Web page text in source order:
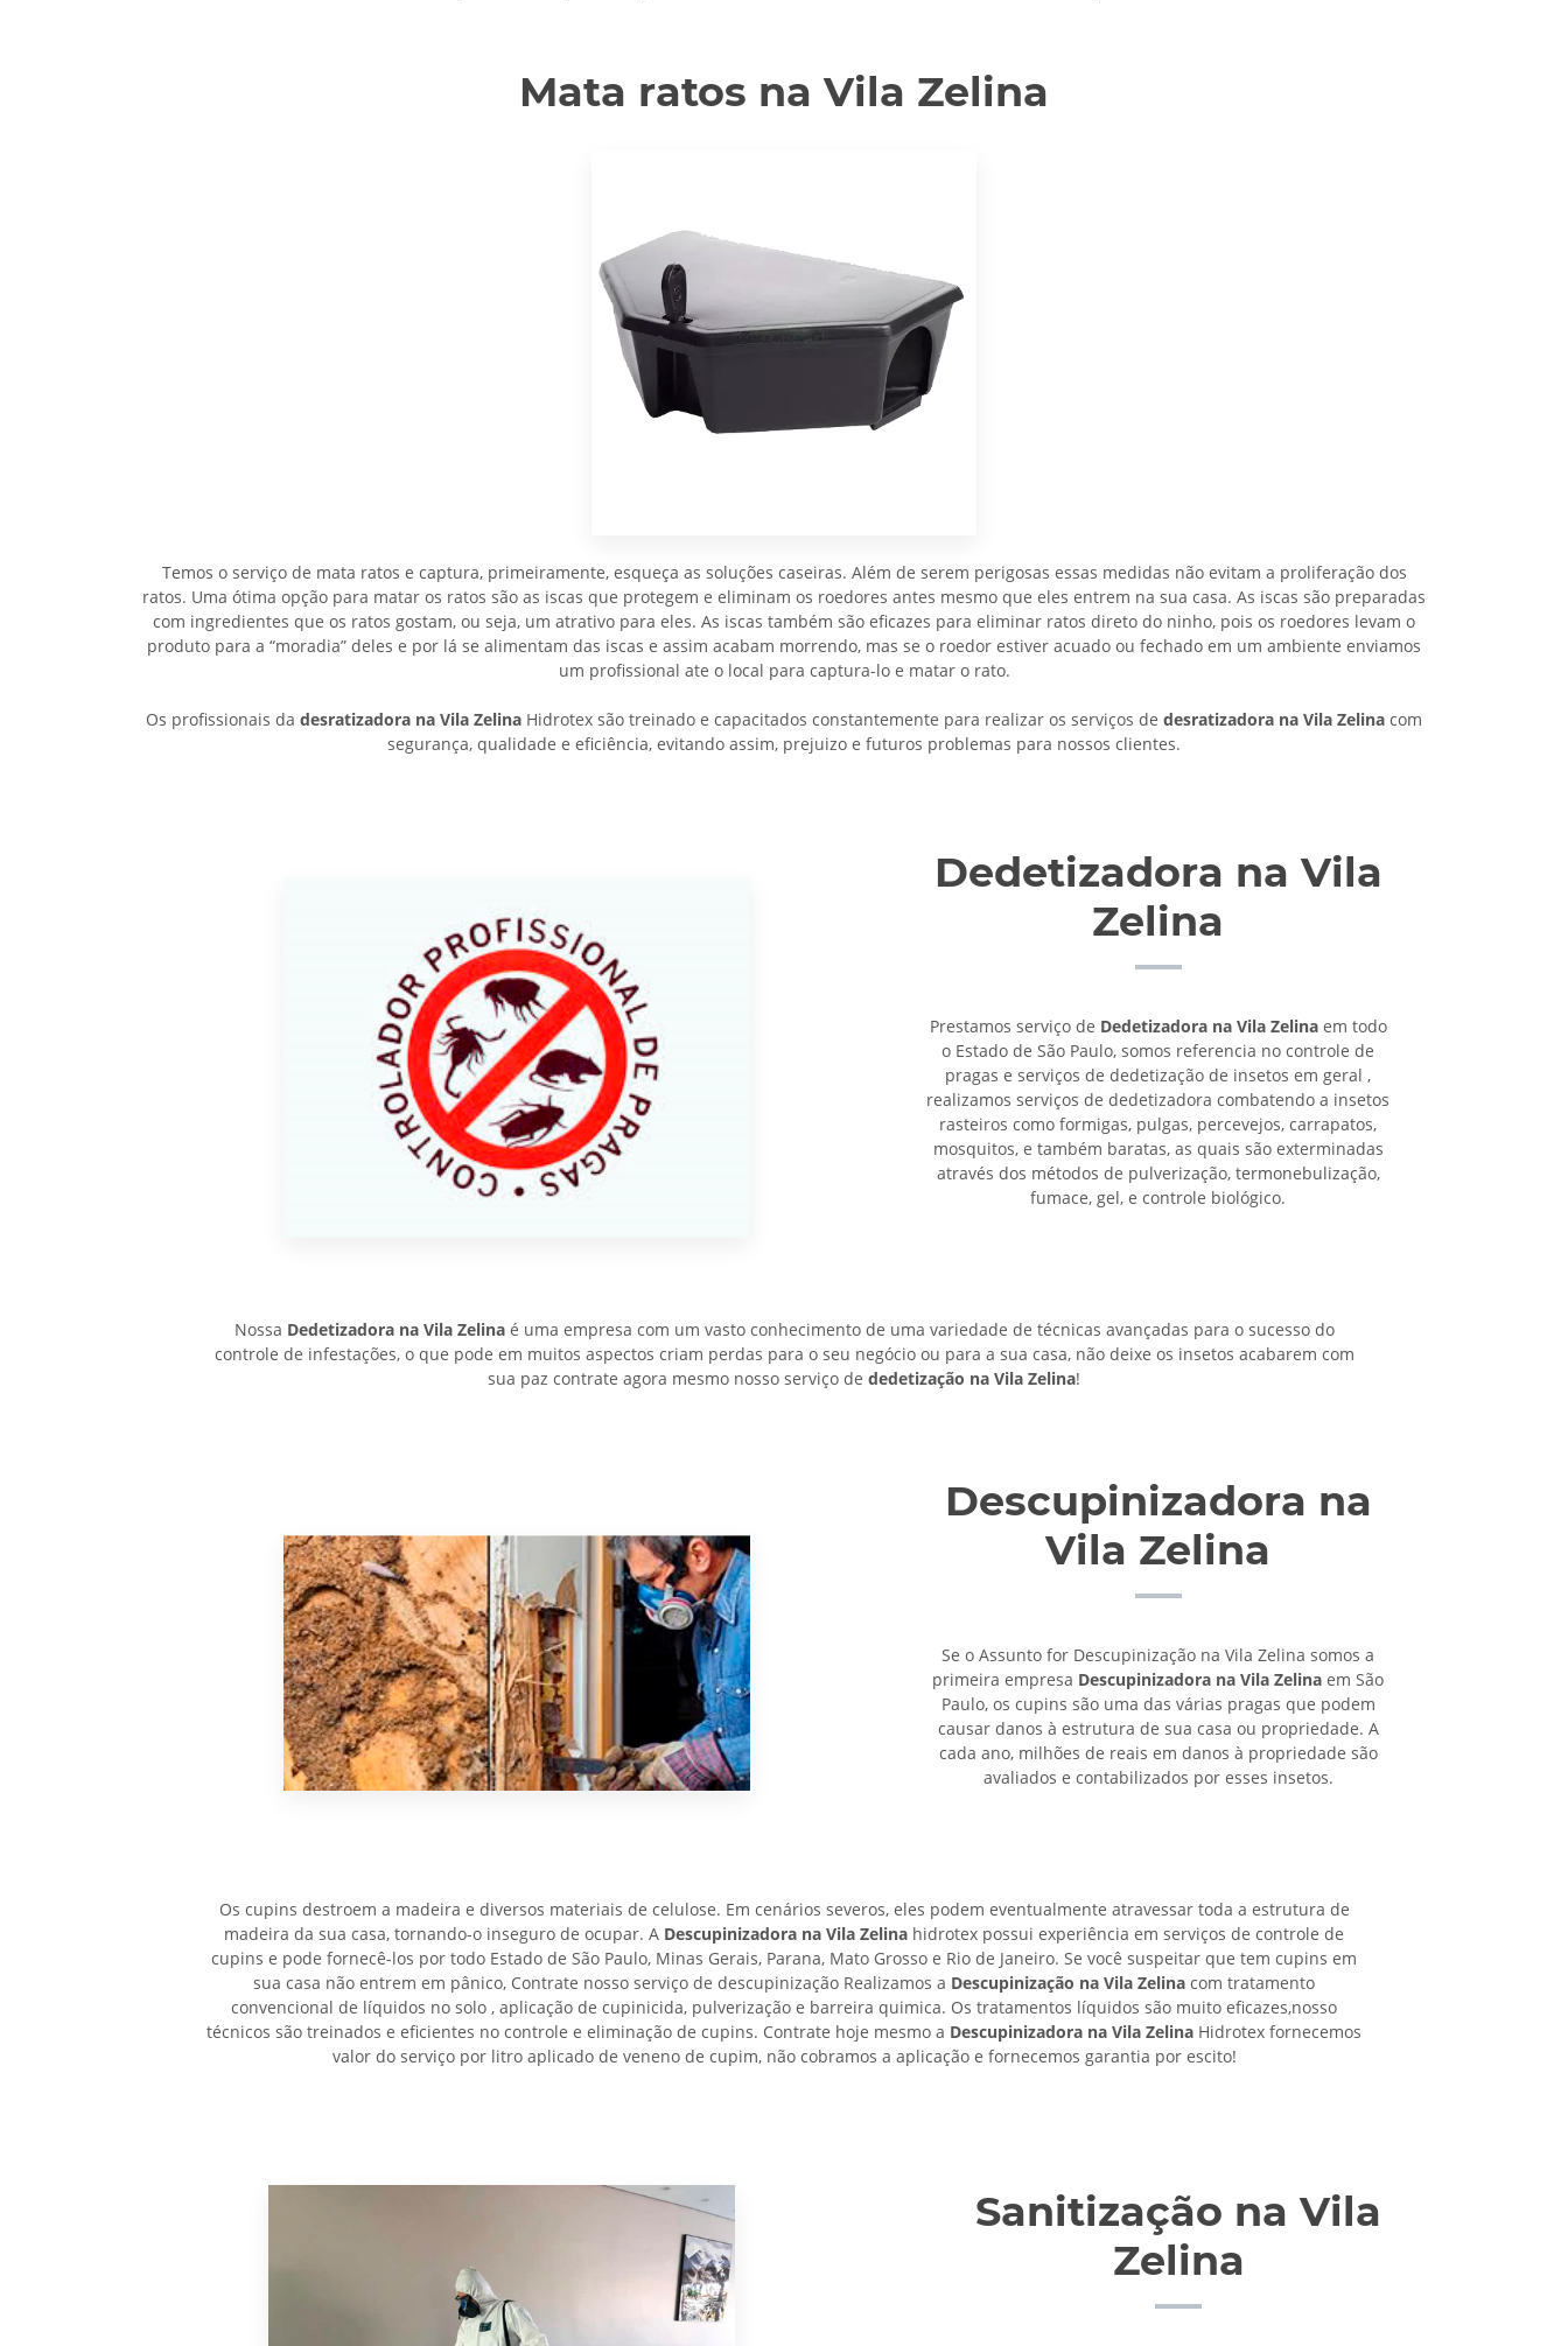
Mata ratos na Vila Zelina
Temos o serviço de mata ratos e captura, primeiramente, esqueça as soluções caseiras. Além de serem perigosas essas medidas não evitam a proliferação dos
ratos. Uma ótima opção para matar os ratos são as iscas que protegem e eliminam os roedores antes mesmo que eles entrem na sua casa. As iscas são preparadas
com ingredientes que os ratos gostam, ou seja, um atrativo para eles. As iscas também são eficazes para eliminar ratos direto do ninho, pois os roedores levam o
produto para a “moradia” deles e por lá se alimentam das iscas e assim acabam morrendo, mas se o roedor estiver acuado ou fechado em um ambiente enviamos
um profissional ate o local para captura-lo e matar o rato.
Os profissionais da desratizadora na Vila Zelina Hidrotex são treinado e capacitados constantemente para realizar os serviços de desratizadora na Vila Zelina com
segurança, qualidade e eficiência, evitando assim, prejuizo e futuros problemas para nossos clientes.
Dedetizadora na Vila
Zelina
Prestamos serviço de Dedetizadora na Vila Zelinaem todo
o Estado de São Paulo, somos referencia no controle de
pragas e serviços de dedetização de insetos em geral ,
realizamos serviços de dedetizadora combatendo a insetos
rasteiros como formigas, pulgas, percevejos, carrapatos,
mosquitos, e também baratas, as quais são exterminadas
através dos métodos de pulverização, termonebulização,
fumace, gel, e controle biológico.
Nossa Dedetizadora na Vila Zelinaé uma empresa com um vasto conhecimento de uma variedade de técnicas avançadas para o sucesso do
controle de infestações, o que pode em muitos aspectos criam perdas para o seu negócio ou para a sua casa, não deixe os insetos acabarem com
sua paz contrate agora mesmo nosso serviço de dedetização na Vila Zelina!
Descupinizadora na
Vila Zelina
Se o Assunto for Descupinização na Vila Zelina somos a
primeira empresa Descupinizadora na Vila Zelina em São
Paulo, os cupins são uma das várias pragas que podem
causar danos à estrutura de sua casa ou propriedade. A
cada ano, milhões de reais em danos à propriedade são
avaliados e contabilizados por esses insetos.
Os cupins destroem a madeira e diversos materiais de celulose. Em cenários severos, eles podem eventualmente atravessar toda a estrutura de
madeira da sua casa, tornando-o inseguro de ocupar. A Descupinizadora na Vila Zelina hidrotex possui experiência em serviços de controle de
cupins e pode fornecê-los por todo Estado de São Paulo, Minas Gerais, Parana, Mato Grosso e Rio de Janeiro. Se você suspeitar que tem cupins em
sua casa não entrem em pânico, Contrate nosso serviço de descupinização Realizamos a Descupinização na Vila Zelina com tratamento
convencional de líquidos no solo , aplicação de cupinicida, pulverização e barreira quimica. Os tratamentos líquidos são muito eficazes,nosso
técnicos são treinados e eficientes no controle e eliminação de cupins. Contrate hoje mesmo a Descupinizadora na Vila Zelina Hidrotex fornecemos
valor do serviço por litro aplicado de veneno de cupim, não cobramos a aplicação e fornecemos garantia por escito!
Sanitização na Vila
Zelina